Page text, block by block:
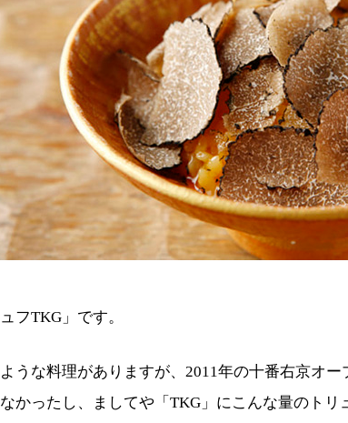
フTKG」です。
うな料理がありますが、2011年の十番右京オ
かったし、ましてや「TKG」にこんな量のト